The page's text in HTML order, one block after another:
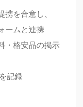
を合意し、
ームと連携
・格安品の掲示
記録